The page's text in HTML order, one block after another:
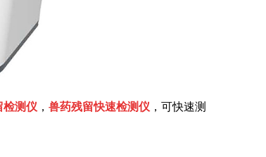
检测仪 ， 兽药残留快速检测仪 ，可快速测